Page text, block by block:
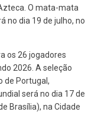
O mata-mata
no dia 19 de julho, no
os 26 jogadores
2026. A seleção
de Portugal,
será no dia 17 de
Brasília), na Cidade